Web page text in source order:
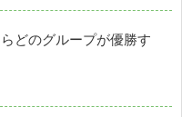
どのグループが優勝す